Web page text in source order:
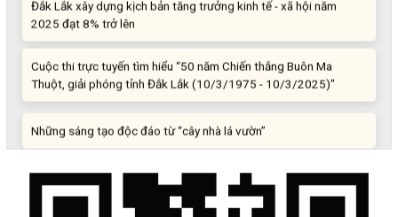
2025 đạt 8% trở lên
Cuộc thi trực tuyến tìm hiểu “50 năm Chiến thắng Buôn Ma
Thuột, giải phóng tỉnh Đắk Lắk (10/3/1975 - 10/3/2025)"
Những sáng tạo độc đáo từ “cây nhà lá vườn”
Khi khoa học - công nghệ chưa có sự đột phá